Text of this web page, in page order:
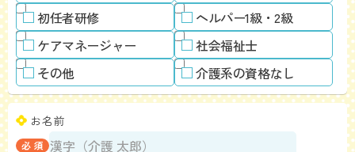
初任者研修
ヘルパー1級・2級
ケアマネージャー
社会福祉士
その他
介護系の資格なし
お名前